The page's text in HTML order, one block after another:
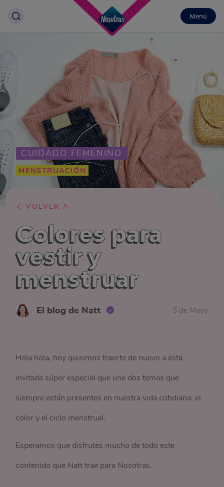
Menú
CUIDADO FEMENINO
MENSTRUACIÓN
VOLVER A
Colores para
vestir y
menstruar
El blog de Natt 5 de Mayo
Hola hola, hoy quisimos traerte de nuevo a esta
invitada súper especial que une dos temas que
siempre están presentes en nuestra vida cotidiana: el
color y el ciclo menstrual.
Esperamos que disfrutes mucho de todo este
contenido que Natt trae para Nosotras.